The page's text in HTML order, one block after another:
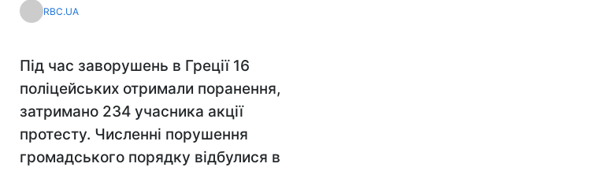
RBC.UA
Під час заворушень в Греції 16
поліцейських отримали поранення,
затримано 234 учасника акції
протесту. Численні порушення
громадського порядку відбулися в